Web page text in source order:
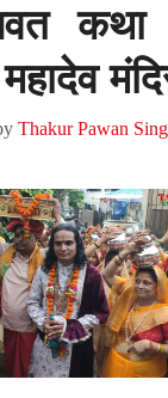
महादेव
Thakur Pawan